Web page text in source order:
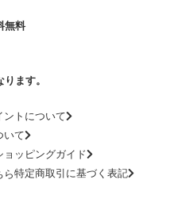
無料
ます。
ントについて
いて
ョッピングガイド
特定商取引に基づく表記